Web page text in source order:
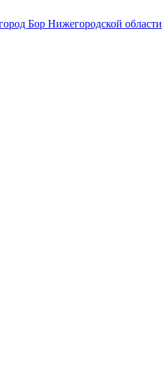
Бор Нижегородской области